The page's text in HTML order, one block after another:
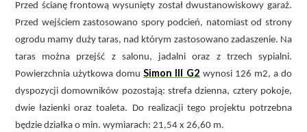
Przed ścianę frontową wysunięty został dwustanowiskowy garaż.
Przed wejściem zastosowano spory podcień, natomiast od strony
ogrodu mamy duży taras, nad którym zastosowano zadaszenie. Na
taras można przejść z salonu, jadalni oraz z trzech sypialni.
Powierzchnia użytkowa domuSimon III G2 wynosi 126 m2, a do
dyspozycji domowników pozostają: strefa dzienna, cztery pokoje,
dwie łazienki oraz toaleta. Do realizacji tego projektu potrzebna
będzie działka o min. wymiarach: 21,54 x 26,60 m.